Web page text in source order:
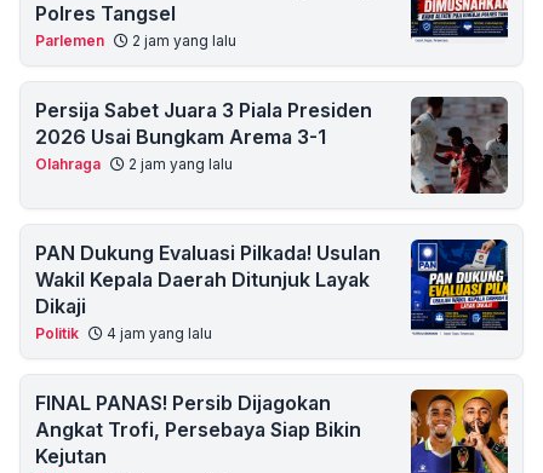
Polres Tangsel
Parlemen 2 jam yang lalu
Persija Sabet Juara 3 Piala Presiden
2026 Usai Bungkam Arema 3-1
Olahraga 2 jam yang lalu
PAN Dukung Evaluasi Pilkada! Usulan
Wakil Kepala Daerah Ditunjuk Layak
Dikaji
Politik 4 jam yang lalu
FINAL PANAS! Persib Dijagokan
Angkat Trofi, Persebaya Siap Bikin
Kejutan